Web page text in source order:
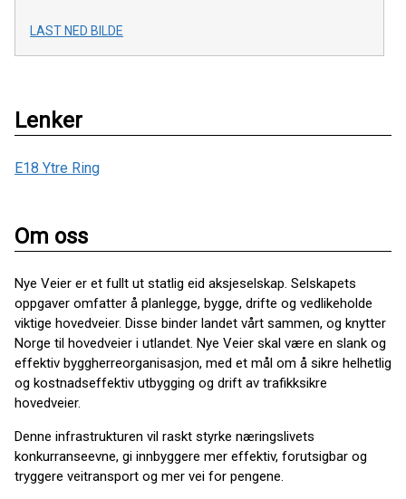
LAST NED BILDE
Lenker
E18 Ytre Ring
Om oss
Nye Veier er et fullt ut statlig eid aksjeselskap. Selskapets
oppgaver omfatter å planlegge, bygge, drifte og vedlikeholde
viktige hovedveier. Disse binder landet vårt sammen, og knytter
Norge til hovedveier i utlandet. Nye Veier skal være en slank og
effektiv byggherreorganisasjon, med et mål om å sikre helhetlig
og kostnadseffektiv utbygging og drift av trafikksikre
hovedveier.
Denne infrastrukturen vil raskt styrke næringslivets
konkurranseevne, gi innbyggere mer effektiv, forutsigbar og
tryggere veitransport og mer vei for pengene.